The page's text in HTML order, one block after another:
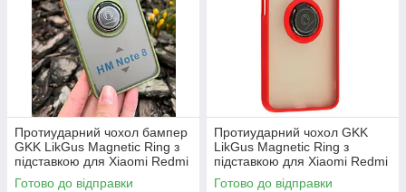
Протиударний чохол бампер
GKK LikGus Magnetic Ring з
підставкою для Xiaomi Redmi
Note 8 Olive
Готово до відправки
Протиударний чохол GKK
LikGus Magnetic Ring з
підставкою для Xiaomi Redmi
10 Red
Готово до відправки